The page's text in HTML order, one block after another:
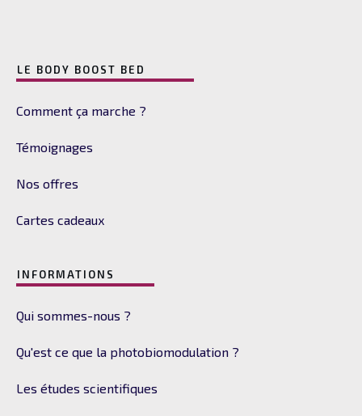
LE BODY BOOST BED
Comment ça marche ?
Témoignages
Nos offres
Cartes cadeaux
INFORMATIONS
Qui sommes-nous ?
Qu'est ce que la photobiomodulation ?
Les études scientifiques